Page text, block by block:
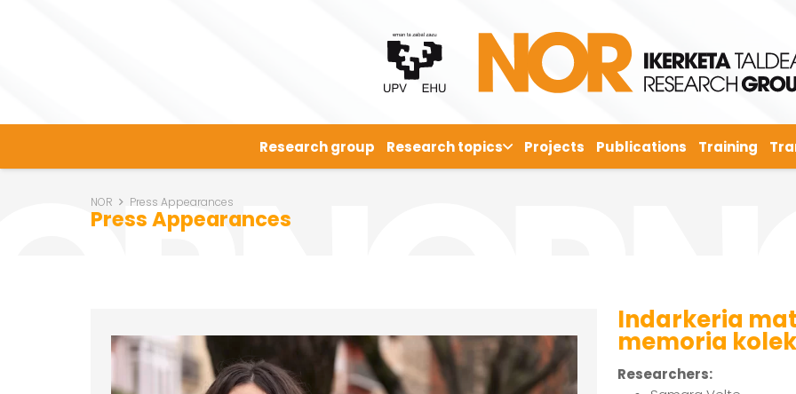
Research group Research topics Projects Publications Training
NOR Press Appearances
Press Appearances
Indarkeria
memoria
Researchers: